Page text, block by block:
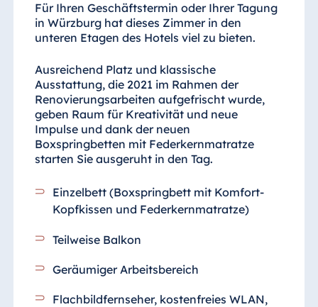
Für Ihren Geschäftstermin oder Ihrer Tagung
in Würzburg hat dieses Zimmer in den
unteren Etagen des Hotels viel zu bieten.
Ausreichend Platz und klassische
Ausstattung, die 2021 im Rahmen der
Renovierungsarbeiten aufgefrischt wurde,
geben Raum für Kreativität und neue
Impulse und dank der neuen
Boxspringbetten mit Federkernmatratze
starten Sie ausgeruht in den Tag.
Einzelbett (Boxspringbett mit Komfort-
Kopfkissen und Federkernmatratze)
Teilweise Balkon
Geräumiger Arbeitsbereich
Flachbildfernseher, kostenfreies WLAN,